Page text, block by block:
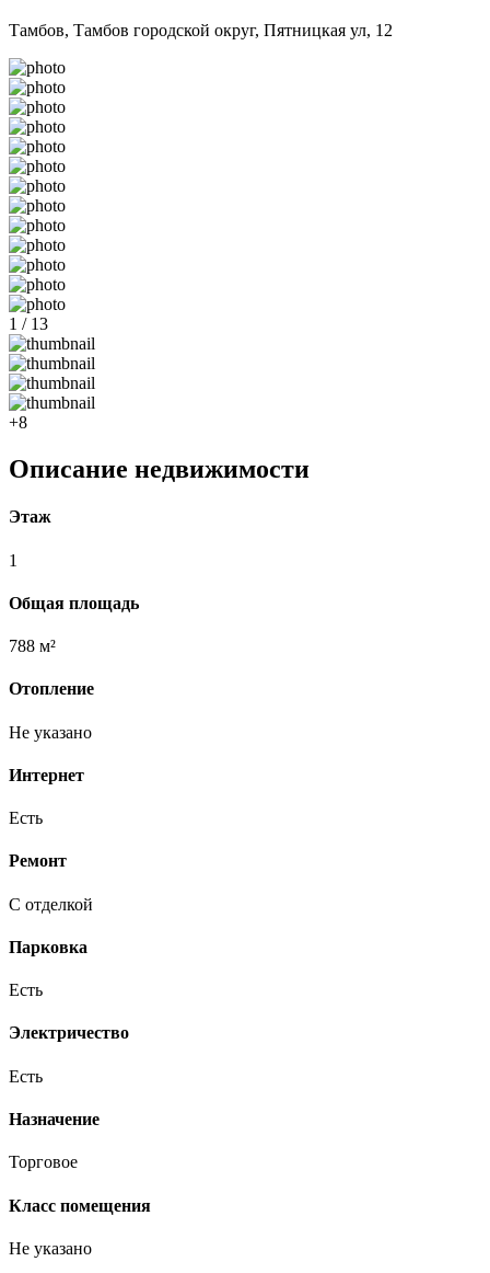
Тамбов, Тамбов городской округ, Пятницкая ул, 12
1 / 13
+8
Описание недвижимости
Этаж
1
Общая площадь
788 м²
Отопление
Не указано
Интернет
Есть
Ремонт
С отделкой
Парковка
Есть
Электричество
Есть
Назначение
Торговое
Класс помещения
Не указано